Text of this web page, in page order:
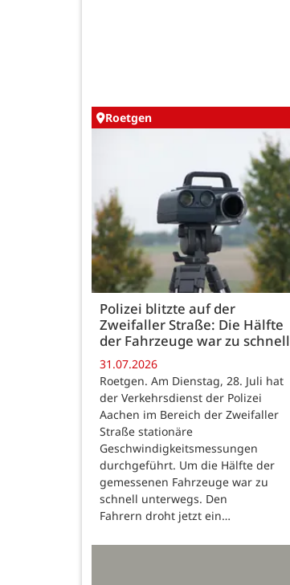
Roetgen
Polizei blitzte auf der
Zweifaller Straße: Die Hälfte
der Fahrzeuge war zu schnell
31.07.2026
Roetgen. Am Dienstag, 28. Juli hat
der Verkehrsdienst der Polizei
Aachen im Bereich der Zweifaller
Straße stationäre
Geschwindigkeitsmessungen
durchgeführt. Um die Hälfte der
gemessenen Fahrzeuge war zu
schnell unterwegs. Den
Fahrern droht jetzt ein…